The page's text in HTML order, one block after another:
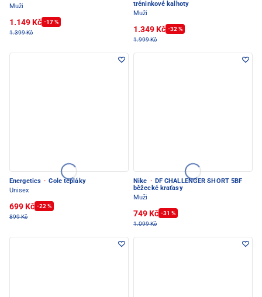
Muži
1.149 Kč -17 %
1.399 Kč
tréninkové kalhoty
Muži
1.349 Kč -32 %
1.999 Kč
Energetics · Cole tepláky
Unisex
699 Kč -22 %
899 Kč
Nike · DF CHALLENGER SHORT 5BF
běžecké kraťasy
Muži
749 Kč -31 %
1.099 Kč